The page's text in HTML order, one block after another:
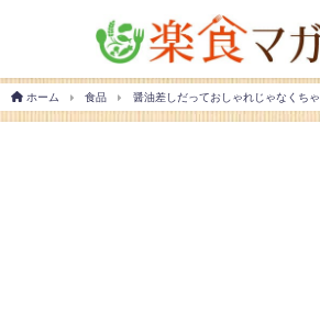
ホーム 食品 醤油差しだっておしゃれじゃなくち